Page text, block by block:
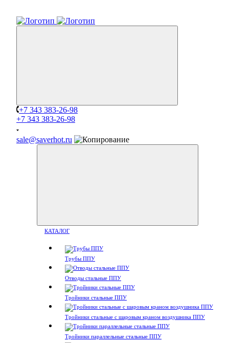
+7 343 383-26-98
+7 343 383-26-98
sale@saverhot.ru
КАТАЛОГ
Трубы ППУ
Отводы стальные ППУ
Тройники стальные ППУ
Тройники стальные с шаровым краном воздушника ППУ
Тройники параллельные стальные ППУ